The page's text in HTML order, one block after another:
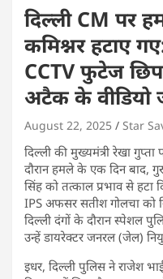
दिल्ली CM पर
कमिश्नर हटाए
CCTV फुटेज
अटैक के वीडियो
August 22, 2025 Star
दिल्ली की मुख्यमंत्री रेखा
दौरान हमले के एक दिन बाद,
सिंह को तत्काल प्रभाव से
IPS अफसर सतीश गोलचा को
दिल्ली दंगों के दौरान स्पेशल
उन्हें डायरेक्टर जनरल (जेल)
इधर, दिल्ली पुलिस ने राजेश